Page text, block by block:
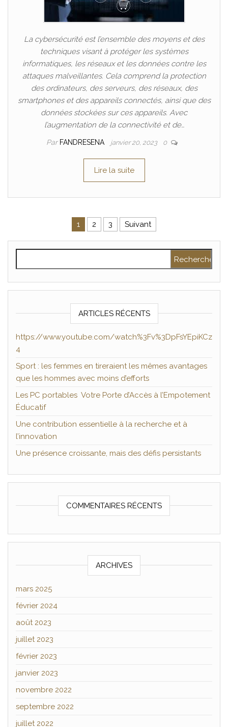
La cybersécurité est l’ensemble des moyens et des
techniques visant à protéger les systèmes
informatiques, les réseaux et les données contre les
attaques malveillantes. Cela comprend la protection
des ordinateurs, des serveurs, des réseaux, des
smartphones et des appareils connectés, ainsi que des
données stockées sur ces appareils. Avec
l’augmentation de la connectivité et de…
Par FANDRESENA janvier 20, 2023 0
Lire la suite
Pagination des publications
1 2 3 Suivant
ARTICLES RÉCENTS
https://www.youtube.com/watch%3Fv%3DpFsYEpiKCz
4
Sport : les femmes en tireraient les mêmes avantages
que les hommes avec moins d’efforts
Les PC portables Votre Porte d’Accès à l’Empotement
Éducatif
Une contribution essentielle à la recherche et à
l’innovation
Une présence croissante, mais des défis persistants
COMMENTAIRES RÉCENTS
ARCHIVES
mars 2025
février 2024
août 2023
juillet 2023
février 2023
janvier 2023
novembre 2022
septembre 2022
juillet 2022